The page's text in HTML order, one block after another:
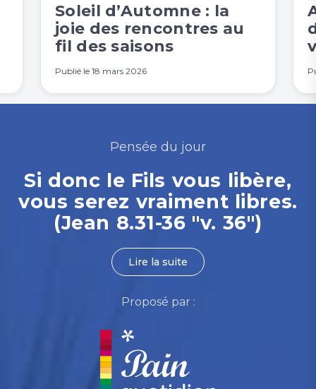
Soleil d’Automne : la
joie des rencontres au
fil des saisons
Publié le 18 mars 2026
Pensée du jour
Si donc le Fils vous libère,
vous serez vraiment libres.
(Jean 8.31-36 "v. 36")
Lire la suite
Proposé par :